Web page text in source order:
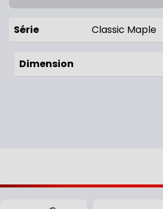
Série Classic Maple
Dimension